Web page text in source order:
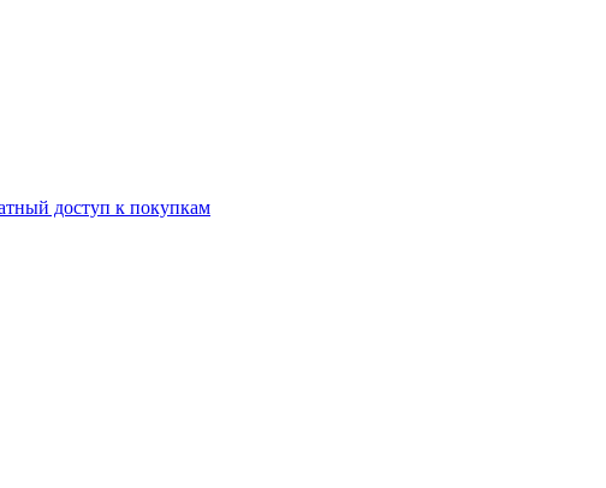
доступ к покупкам